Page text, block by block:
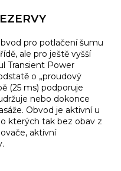
pro potlačení šumu
ale pro ještě vyšší
Transient Power
o „proudový
(25 ms) podporuje
nebo dokonce
Obvod je aktivní u
kterých tak bez obav z
aktivní